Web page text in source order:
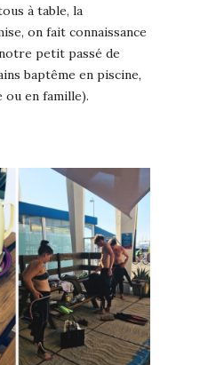
à table, la
on fait connaissance
petit passé de
baptême en piscine,
ou en famille).